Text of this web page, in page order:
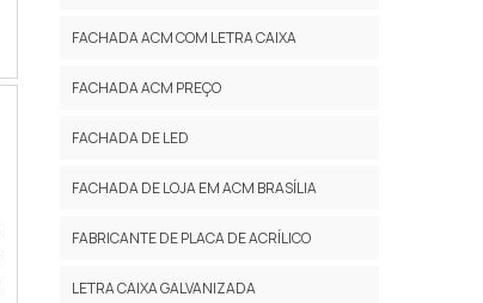
FACHADA ACM COM LETRA CAIXA
FACHADA ACM PREÇO
FACHADA DE LED
FACHADA DE LOJA EM ACM BRASÍLIA
FABRICANTE DE PLACA DE ACRÍLICO
LETRA CAIXA GALVANIZADA